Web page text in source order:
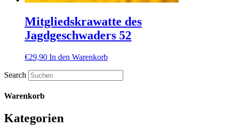
Mitgliedskrawatte des
Jagdgeschwaders 52
€29,90 In den Warenkorb
Search
Warenkorb
Kategorien